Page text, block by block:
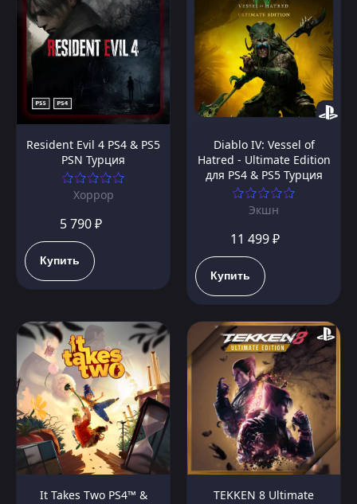
Resident Evil 4 PS4 & PS5
PSN Турция
Хоррор
5 790 ₽
Купить
Diablo IV: Vessel of
Hatred - Ultimate Edition
для PS4 & PS5 Турция
Экшн
11 499 ₽
Купить
It Takes Two PS4™ &
TEKKEN 8 Ultimate